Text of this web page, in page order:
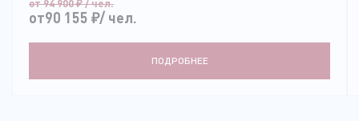
от 94 900₽/ чел.
от90 155 ₽/ чел.
ПОДРОБНЕЕ